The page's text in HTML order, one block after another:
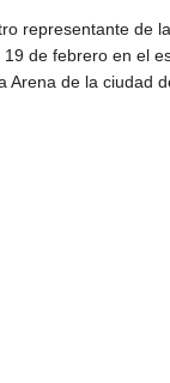
representante de
de febrero en el
de la ciudad